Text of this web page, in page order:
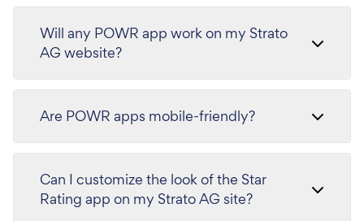
Will any POWR app work on my Strato
AG website?
Are POWR apps mobile-friendly?
Can I customize the look of the Star
Rating app on my Strato AG site?